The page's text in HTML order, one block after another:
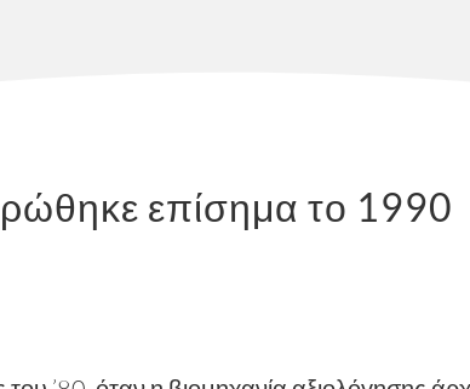
επίσημα το 1990